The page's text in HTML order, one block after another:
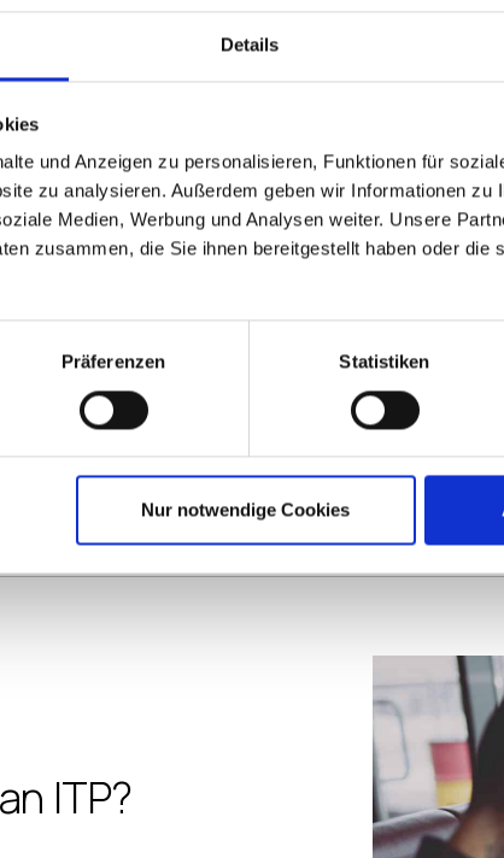
Details
und Anzeigen zu personalisieren, Funktionen für
zu analysieren. Außerdem geben wir Informationen zu
Medien, Werbung und Analysen weiter. Unsere
zusammen, die Sie ihnen bereitgestellt haben oder die
Präferenzen Statistiken
Nur notwendige Cookies
Cool Swag
Beta
Speaking
Webinars
Free
All benefits above subject to change at any
ITP?